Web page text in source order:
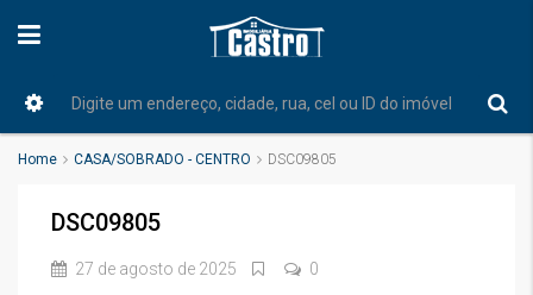
Home CASA/SOBRADO - CENTRO DSC09805
DSC09805
27 de agosto de 2025 0